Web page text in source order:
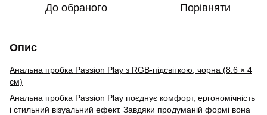
До обраного Порівняти
Опис
Анальна пробка Passion Play з RGB-підсвіткою, чорна (8.6 × 4
см)
Анальна пробка Passion Play поєднує комфорт, ергономічність
і стильний візуальний ефект. Завдяки продуманій формі вона